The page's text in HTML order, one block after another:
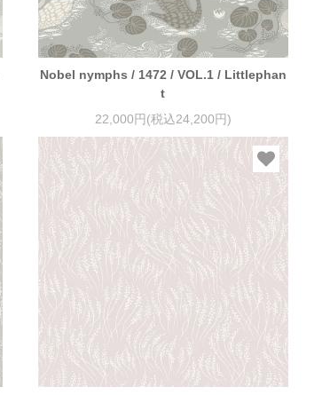
Nobel nymphs / 1472 / VOL.1 / Littlephan
t
22,000円(税込24,200円)